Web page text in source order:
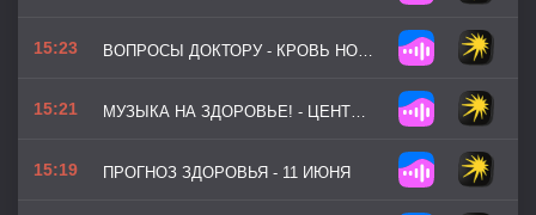
15:23 ВОПРОСЫ ДОКТОРУ - КРОВЬ НОСОМ У ДЕТЕЙ И НЕ ТОЛЬКО
15:21 МУЗЫКА НА ЗДОРОВЬЕ! - ЦЕНТР СПОКОЙСТВИЯ
15:19 ПРОГНОЗ ЗДОРОВЬЯ - 11 ИЮНЯ